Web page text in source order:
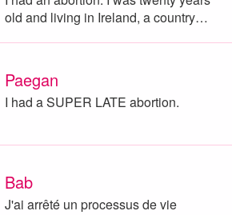
old and living in Ireland, a country…
Paegan
I had a SUPER LATE abortion.
Bab
J'ai arrêté un processus de vie